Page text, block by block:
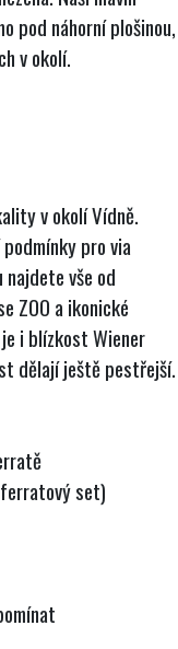
pod náhorní plošinou,
v okolí.
v okolí Vídně.
pro via
vše od
ZOO a ikonické
i blízkost Wiener
dělají ještě pestřejší.
set)